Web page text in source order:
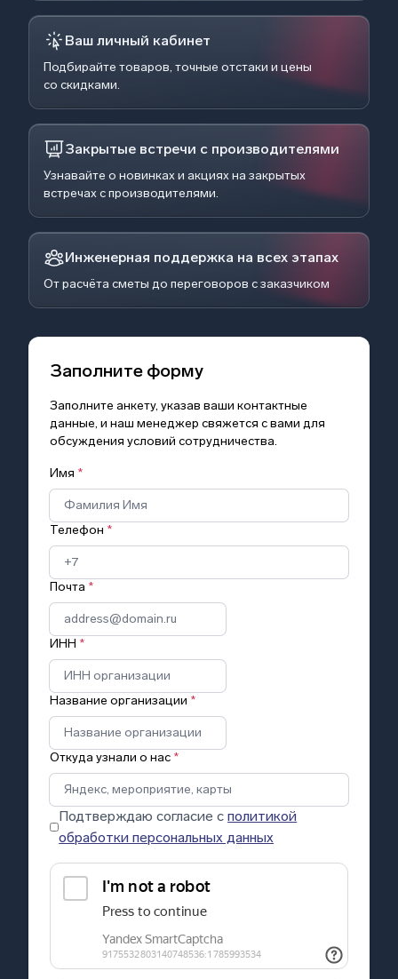
Ваш личный кабинет
Подбирайте товаров, точные отстаки и цены
со скидками.
Закрытые встречи с производителями
Узнавайте о новинках и акциях на закрытых
встречах с производителями.
Инженерная поддержка на всех этапах
От расчёта сметы до переговоров с заказчиком
Заполните форму
Заполните анкету, указав ваши контактные
данные, и наш менеджер свяжется с вами для
обсуждения условий сотрудничества.
Имя *
Телефон *
Почта *
ИНН *
Название организации *
Откуда узнали о нас *
Подтверждаю согласие сполитикой
обработки персональных данных